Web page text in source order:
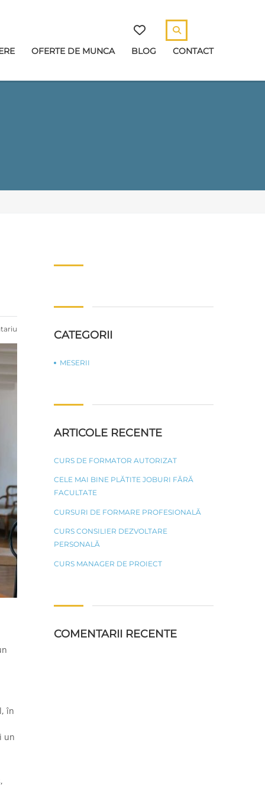
OFERTE DE MUNCA BLOG CONTACT
în
un
CATEGORII
MESERII
ARTICOLE RECENTE
CURS DE FORMATOR AUTORIZAT
CELE MAI BINE PLĂTITE JOBURI FĂRĂ
FACULTATE
CURSURI DE FORMARE PROFESIONALĂ
CURS CONSILIER DEZVOLTARE
PERSONALĂ
CURS MANAGER DE PROIECT
COMENTARII RECENTE